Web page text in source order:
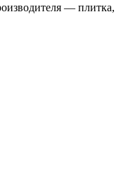
— плитка,